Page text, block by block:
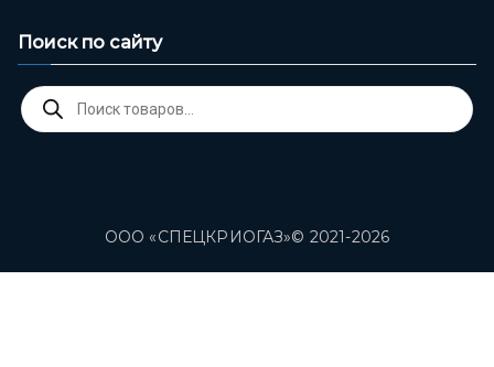
Поиск по сайту
Поиск
товаров
ООО «СПЕЦКРИОГАЗ»© 2021-2026